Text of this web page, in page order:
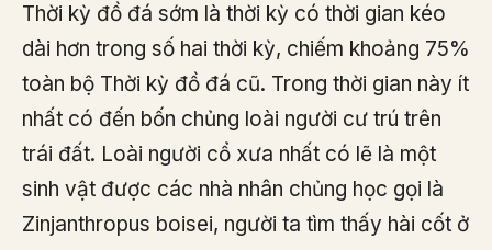
Thời kỳ đồ đá sớm là thời kỳ có thời gian kéo
dài hơn trong số hai thời kỳ, chiếm khoảng 75%
toàn bộ Thời kỳ đồ đá cũ. Trong thời gian này ít
nhất có đến bốn chủng loài người cư trú trên
trái đất. Loài người cổ xưa nhất có lẽ là một
sinh vật được các nhà nhân chủng học gọi là
Zinjanthropus boisei, người ta tìm thấy hài cốt ở